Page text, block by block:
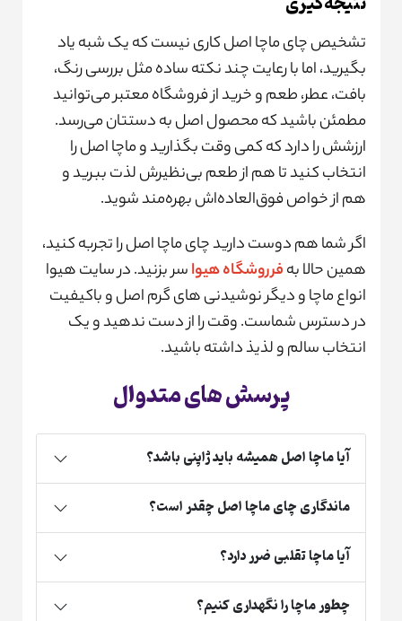
تشخیص چای ماچا اصل کاری نیست که یک شبه یاد
بگیرید، اما با رعایت چند نکته ساده مثل بررسی رنگ،
بافت، عطر، طعم و خرید از فروشگاه معتبر می‌توانید
مطمئن باشید که محصول اصل به دستتان می‌رسد.
ارزشش را دارد که کمی وقت بگذارید و ماچا اصل را
انتخاب کنید تا هم از طعم بی‌نظیرش لذت ببرید و
هم از خواص فوق‌العاده‌اش بهره‌مند شوید.
اگر شما هم دوست دارید چای ماچا اصل را تجربه کنید،
همین حالا بهفرروشگاه هیواسر بزنید. در سایت هیوا
انواع ماچا و دیگر نوشیدنی های گرم اصل و باکیفیت
در دسترس شماست. وقت را از دست ندهید و یک
انتخاب سالم و لذیذ داشته باشید.
پرسش های متدوال
آیا ماچا اصل همیشه باید ژاپنی باشد؟
ماندگاری چای ماچا اصل چقدر است؟
آیا ماچا تقلبی ضرر دارد؟
چطور ماچا را نگهداری کنیم؟